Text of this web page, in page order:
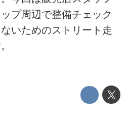
プ周辺で整備チェック
いためのストリート走